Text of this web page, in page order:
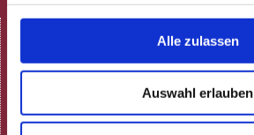
Alle zulassen
Auswahl erlauben
Aktuelle Termine
Programmheft (pdf)
Neulich in der Rosenau!